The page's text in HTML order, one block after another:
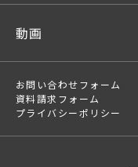
動画
お問い合わせフォーム
資料請求フォーム
プライバシーポリシー